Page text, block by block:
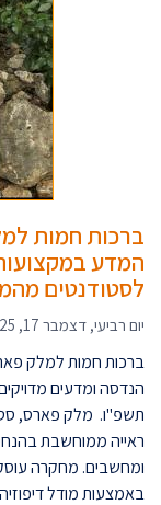
ברכות חמות
לסטודנטים
יום רביעי, דצמבר 17, 2025
ברכות חמות למלק
תשפ"ו. מלק פארס,
ראייה ממוחשבת
ומחשבים. מחקרה
באמצעות מודל